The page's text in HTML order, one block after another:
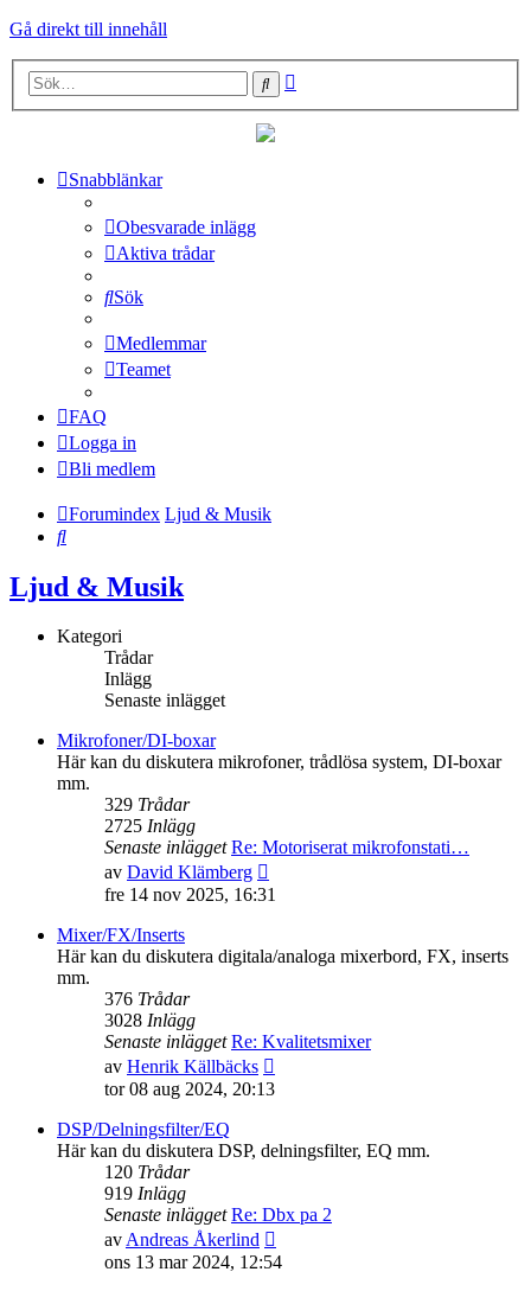
Gå direkt till innehåll
Sök
Snabblänkar
Obesvarade inlägg
Aktiva trådar
Sök
Medlemmar
Teamet
FAQ
Logga in
Bli medlem
Forumindex Ljud & Musik
Sök
Ljud & Musik
Kategori
Trådar
Inlägg
Senaste inlägget
Mikrofoner/DI-boxar
Här kan du diskutera mikrofoner, trådlösa system, DI-boxar
mm.
329 Trådar
2725 Inlägg
Senaste inlägget Re: Motoriserat mikrofonstati…
av David Klämberg
till
inlägget
fre 14 nov 2025, 16:31
Mixer/FX/Inserts
Här kan du diskutera digitala/analoga mixerbord, FX, inserts
mm.
376 Trådar
3028 Inlägg
Senaste inlägget Re: Kvalitetsmixer
av Henrik Källbäcks
inlägget
tor 08 aug 2024, 20:13
DSP/Delningsfilter/EQ
Här kan du diskutera DSP, delningsfilter, EQ mm.
120 Trådar
919 Inlägg
Senaste inlägget Re: Dbx pa 2
avAndreas Åkerlind
till
ons 13 mar 2024, 12:54